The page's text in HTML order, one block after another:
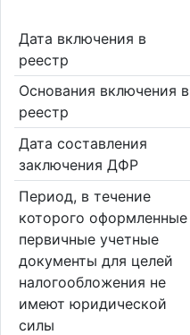
Дата включения в
реестр
Основания включения в
реестр
Дата составления
заключения ДФР
Период, в течение
которого оформленные
первичные учетные
документы для целей
налогообложения не
имеют юридической
силы